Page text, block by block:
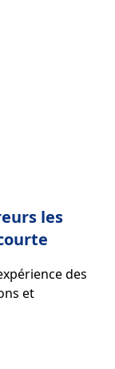
les
des
et